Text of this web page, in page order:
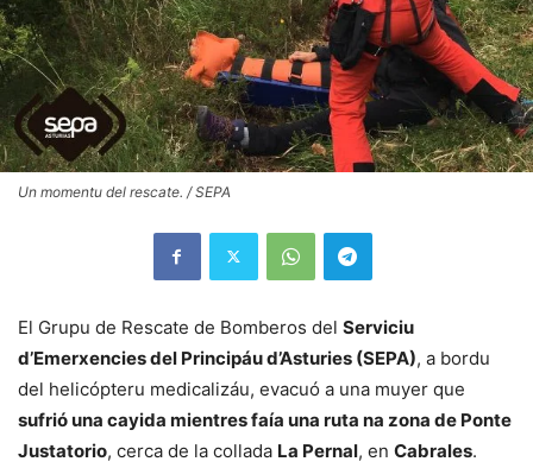
Un momentu del rescate. / SEPA
El Grupu de Rescate de Bomberos del Serviciu
d’Emerxencies del Principáu d’Asturies (SEPA), a bordu
del helicópteru medicalizáu, evacuó a una muyer que
sufrió una cayida mientres faía una ruta na zona de Ponte
Justatorio, cerca de la collada La Pernal, en Cabrales.